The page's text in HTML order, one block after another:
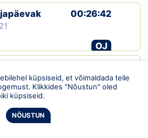
00:26:42
OJ
+06:59
küpsiseid, et võimaldada teile
Klikkides "Nõustun" oled
küpsiseid.
NÕUSTUN